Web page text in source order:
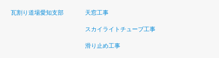
瓦割り道場愛知支部 天窓工事
スカイライトチューブ工事
滑り止め工事